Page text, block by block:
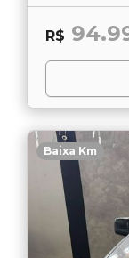
R$
Baixa Km